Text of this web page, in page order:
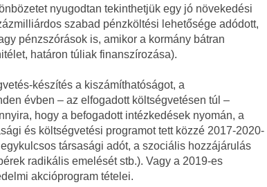
nyugodtan tekinthetjük egy jó növekedési
szabad pénzköltési lehetősége adódott,
pénzszórások is, amikor a kormány bátran
határon túliak finanszírozása).
készítés a kiszámíthatóságot, a
évben – az elfogadott költségvetésen túl –
hogy a befogadott intézkedések nyomán, a
és költségvetési programot tett közzé 2017-2020-
társasági adót, a szociális hozzájárulás
radikális emelését stb.). Vagy a 2019-es
akcióprogram tételei.